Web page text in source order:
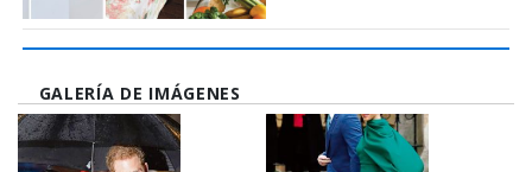
GALERÍA DE IMÁGENES